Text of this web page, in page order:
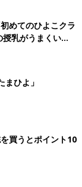
めてのひよこクラ
授乳がうまくい
トラブル 解決テ
ひよ」
買うとポイント10